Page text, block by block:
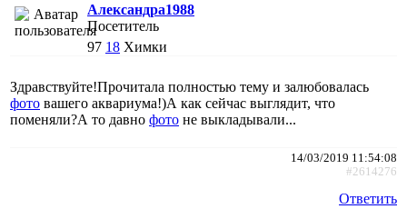
Александра1988
Посетитель
97 18 Химки
Здравствуйте!Прочитала полностью тему и залюбовалась
фото вашего аквариума!)А как сейчас выглядит, что
поменяли?А то давно фото не выкладывали...
14/03/2019 11:54:08
#2614276
Ответить